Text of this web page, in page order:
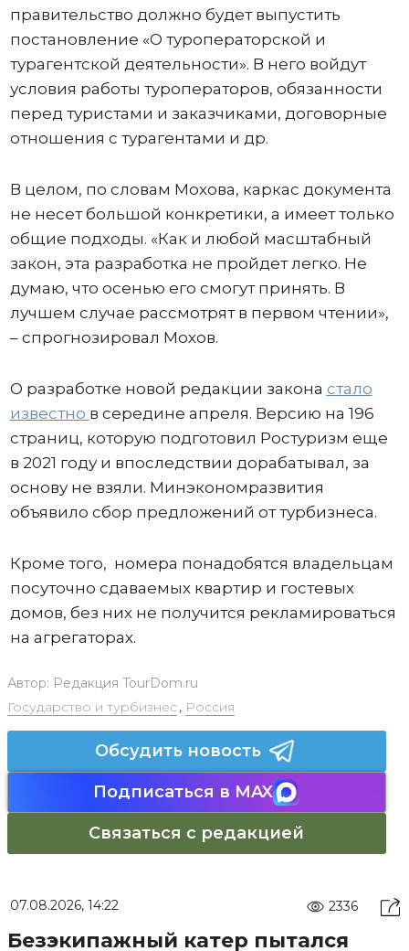
правительство должно будет выпустить
постановление «О туроператорской и
турагентской деятельности». В него войдут
условия работы туроператоров, обязанности
перед туристами и заказчиками, договорные
отношения с турагентами и др.
В целом, по словам Мохова, каркас документа
не несет большой конкретики, а имеет только
общие подходы. «Как и любой масштабный
закон, эта разработка не пройдет легко. Не
думаю, что осенью его смогут принять. В
лучшем случае рассмотрят в первом чтении»,
– спрогнозировал Мохов.
О разработке новой редакции закона стало
известно в середине апреля. Версию на 196
страниц, которую подготовил Ростуризм еще
в 2021 году и впоследствии дорабатывал, за
основу не взяли. Минэкономразвития
объявило сбор предложений от турбизнеса.
Кроме того, номера понадобятся владельцам
посуточно сдаваемых квартир и гостевых
домов, без них не получится рекламироваться
на агрегаторах.
Автор: Редакция TourDom.ru
Государство и турбизнес, Россия
Обсудить новость
Подписаться в MAX
Связаться с редакцией
07.08.2026, 14:22 2336
Безэкипажный катер пытался